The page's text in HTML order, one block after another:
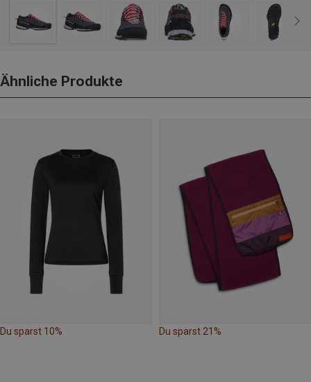
Ähnliche Produkte
Du sparst 10% Du sparst 21%